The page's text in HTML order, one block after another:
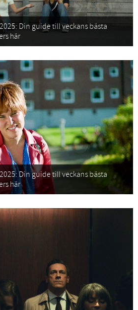
Din guide till veckans bästa
här
Din guide till veckans bästa
här